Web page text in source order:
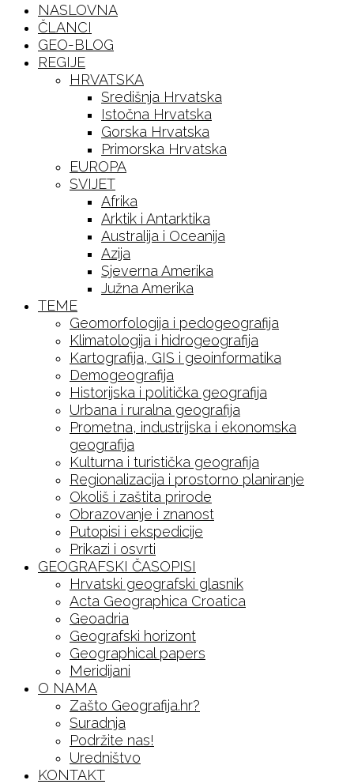
NASLOVNA
ČLANCI
GEO-BLOG
REGIJE
HRVATSKA
Središnja Hrvatska
Istočna Hrvatska
Gorska Hrvatska
Primorska Hrvatska
EUROPA
SVIJET
Afrika
Arktik i Antarktika
Australija i Oceanija
Azija
Sjeverna Amerika
Južna Amerika
TEME
Geomorfologija i pedogeografija
Klimatologija i hidrogeografija
Kartografija, GIS i geoinformatika
Demogeografija
Historijska i politička geografija
Urbana i ruralna geografija
Prometna, industrijska i ekonomska
geografija
Kulturna i turistička geografija
Regionalizacija i prostorno planiranje
Okoliš i zaštita prirode
Obrazovanje i znanost
Putopisi i ekspedicije
Prikazi i osvrti
GEOGRAFSKI ČASOPISI
Hrvatski geografski glasnik
Acta Geographica Croatica
Geoadria
Geografski horizont
Geographical papers
Meridijani
O NAMA
Zašto Geografija.hr?
Suradnja
Podržite nas!
Uredništvo
KONTAKT